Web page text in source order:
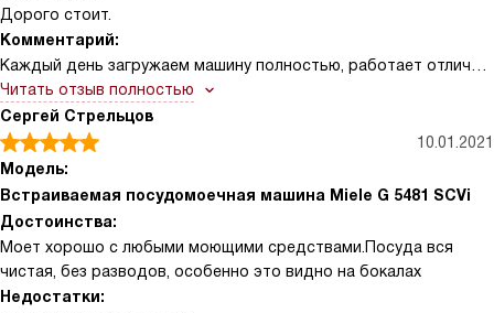
Дорого стоит.
Комментарий:
Каждый день загружаем машину полностью, работает отлично,
нареканей к качеству мойки нет. Вся посуда чистая и хорошо
просушена. Руками такого результата никогда не добиться.
Читать отзыв полностью
Сергей Стрельцов
10.01.2021
Модель:
Встраиваемая посудомоечная машина Miele G 5481 SCVi
Достоинства:
Моет хорошо с любыми моющими средствами.Посуда вся
чистая, без разводов, особенно это видно на бокалах
Недостатки: